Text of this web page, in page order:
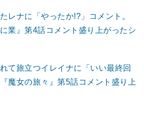
レナに「やったか!?」コメント。
業』第4話コメント盛り上がったシ
て旅立つイレイナに「いい最終回
魔女の旅々』第5話コメント盛り上